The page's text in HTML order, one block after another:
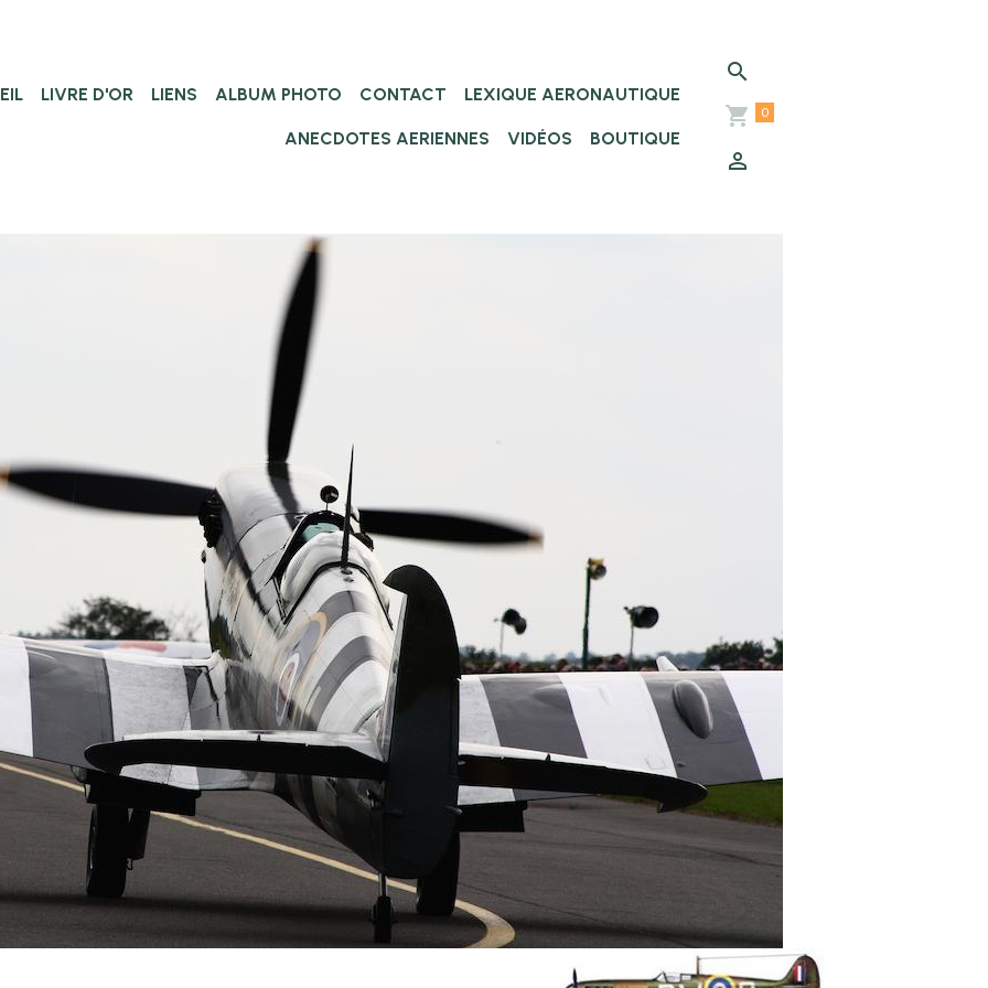
LIVRE D'OR LIENS ALBUM PHOTO CONTACT LEXIQUE AERONAUTIQUE
ANECDOTES AERIENNES VIDÉOS BOUTIQUE
0